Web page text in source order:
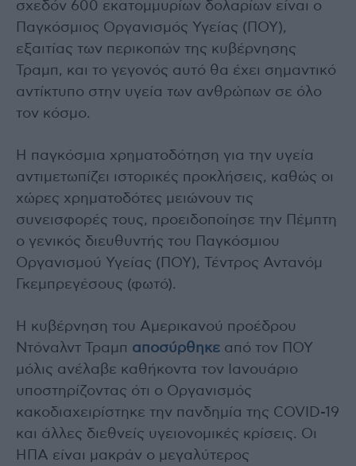
σχεδόν 600 εκατομμυρίων δολαρίων είναι ο
Παγκόσμιος Οργανισμός Υγείας (ΠΟΥ),
εξαιτίας των περικοπών της κυβέρνησης
Τραμπ, και το γεγονός αυτό θα έχει σημαντικό
αντίκτυπο στην υγεία των ανθρώπων σε όλο
τον κόσμο.
Η παγκόσμια χρηματοδότηση για την υγεία
αντιμετωπίζει ιστορικές προκλήσεις, καθώς οι
χώρες χρηματοδότες μειώνουν τις
συνεισφορές τους, προειδοποίησε την Πέμπτη
ο γενικός διευθυντής του Παγκόσμιου
Οργανισμού Υγείας (ΠΟΥ), Τέντρος Αντανόμ
Γκεμπρεγέσους (φωτό).
Η κυβέρνηση του Αμερικανού προέδρου
Ντόναλντ Τραμπ αποσύρθηκε από τον ΠΟΥ
μόλις ανέλαβε καθήκοντα τον Ιανουάριο
υποστηρίζοντας ότι ο Οργανισμός
κακοδιαχειρίστηκε την πανδημία της COVID-19
και άλλες διεθνείς υγειονομικές κρίσεις. Οι
ΗΠΑ είναι μακράν ο μεγαλύτερος